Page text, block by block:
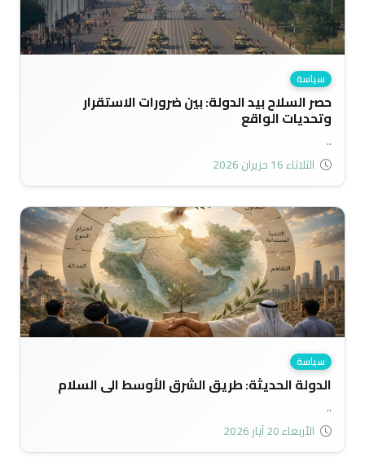
سياسة
حصر السلاح بيد الدولة: بين ضرورات الاستقرار
وتحديات الواقع
..
الثلاثاء 16 حزيران 2026
سياسة
الدولة الحديثة: طريق الشرق الأوسط الى السلام
..
الأربعاء 20 آيار 2026